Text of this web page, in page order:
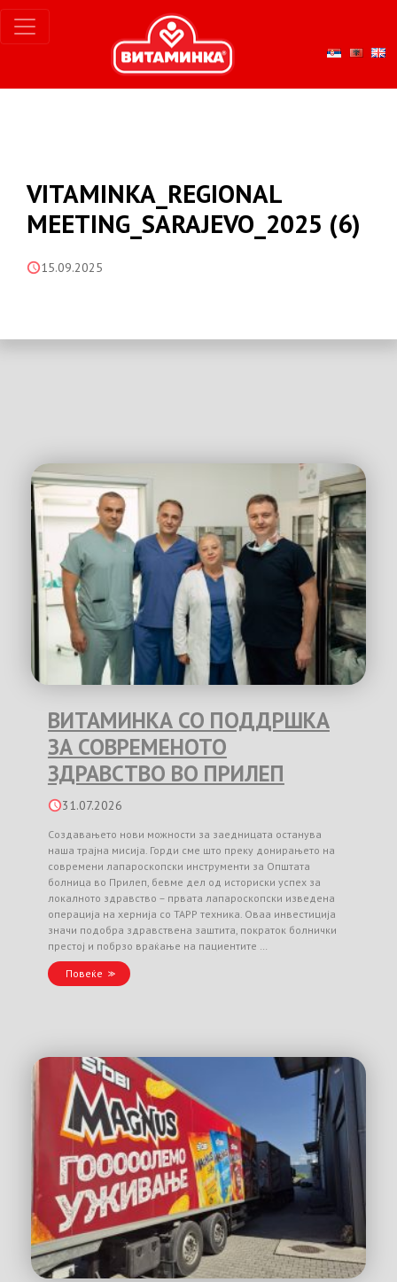
VITAMINKA_REGIONAL
MEETING_SARAJEVO_2025 (6)
15.09.2025
ВИТАМИНКА СО ПОДДРШКА
ЗА СОВРЕМЕНОТО
ЗДРАВСТВО ВО ПРИЛЕП
31.07.2026
Создавањето нови можности за заедницата останува
наша трајна мисија. Горди сме што преку донирањето на
современи лапароскопски инструменти за Општата
болница во Прилеп, бевме дел од историски успех за
локалното здравство – првата лапароскопски изведена
операција на хернија со TAPP техника. Оваа инвестиција
значи подобра здравствена заштита, пократок болнички
престој и побрзо враќање на пациентите …
Повеќе